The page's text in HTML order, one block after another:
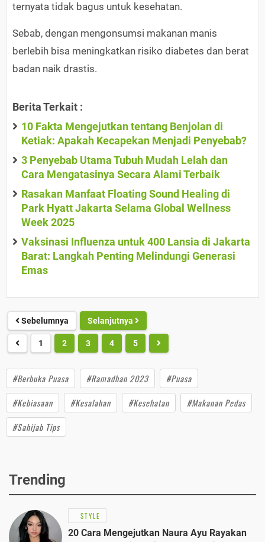
ternyata tidak bagus untuk kesehatan.
Sebab, dengan mengonsumsi makanan manis
berlebih bisa meningkatkan risiko diabetes dan berat
badan naik drastis.
Berita Terkait :
10 Fakta Mengejutkan tentang Benjolan di
Ketiak: Apakah Kecapekan Menjadi Penyebab?
3 Penyebab Utama Tubuh Mudah Lelah dan
Cara Mengatasinya Secara Alami Terbaik
Rasakan Manfaat Floating Sound Healing di
Park Hyatt Jakarta Selama Global Wellness
Week 2025
Vaksinasi Influenza untuk 400 Lansia di Jakarta
Barat: Langkah Penting Melindungi Generasi
Emas
Sebelumnya Selanjutnya
1 2 3 4 5
#Berbuka Puasa #Ramadhan 2023
#Puasa
#Kebiasaan
#Kesalahan #Kesehatan
#Makanan Pedas
#Sahijab Tips
Trending
STYLE
20 Cara Mengejutkan Naura Ayu Rayakan